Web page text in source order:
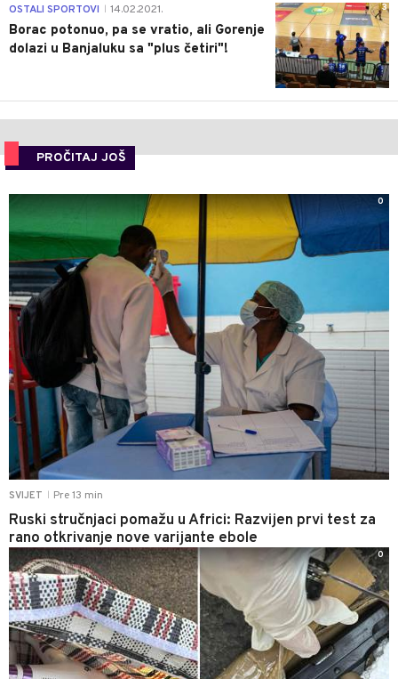
3
OSTALI SPORTOVI 14.02.2021.
Borac potonuo, pa se vratio, ali Gorenje
dolazi u Banjaluku sa "plus četiri"!
PROČITAJ JOŠ
SVIJET Pre 13 min
Ruski stručnjaci pomažu u Africi: Razvijen prvi test za
rano otkrivanje nove varijante ebole
0
0